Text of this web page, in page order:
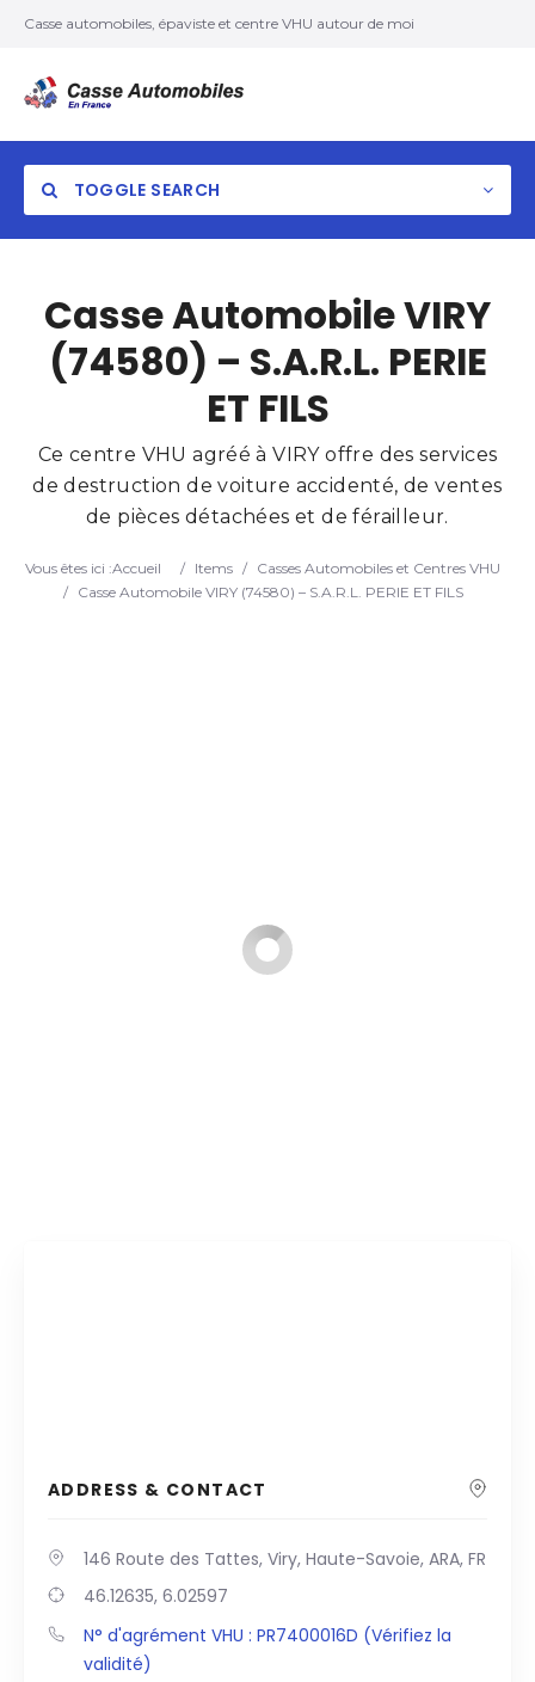
Casse automobiles, épaviste et centre VHU autour de moi
TOGGLE SEARCH
Search
Casse Automobile VIRY
(74580) – S.A.R.L. PERIE
ET FILS
Ce centre VHU agréé à VIRY offre des services
de destruction de voiture accidenté, de ventes
de pièces détachées et de férailleur.
Vous êtes ici :Accueil / Items / Casses Automobiles et Centres VHU
/
Casse Automobile VIRY (74580) – S.A.R.L. PERIE ET FILS
ADDRESS & CONTACT
146 Route des Tattes, Viry, Haute-Savoie, ARA, FR
46.12635, 6.02597
N° d'agrément VHU : PR7400016D (Vérifiez la
validité)